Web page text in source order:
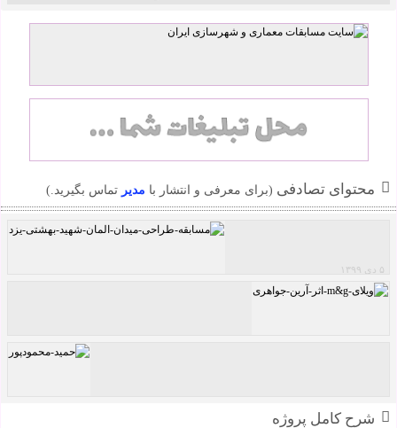
محتوای تصادفی (برای معرفی و انتشار با مدیر تماس بگیرید.)
مسابقه طراحی میدان و المان شهید بهشتی یزد
۵ دی ۱۳۹۹
شرح کامل پروژه